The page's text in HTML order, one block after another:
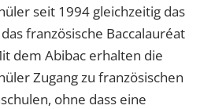
seit 1994 gleichzeitig das
französische Baccalauréat
dem Abibac erhalten die
Zugang zu französischen
ohne dass eine